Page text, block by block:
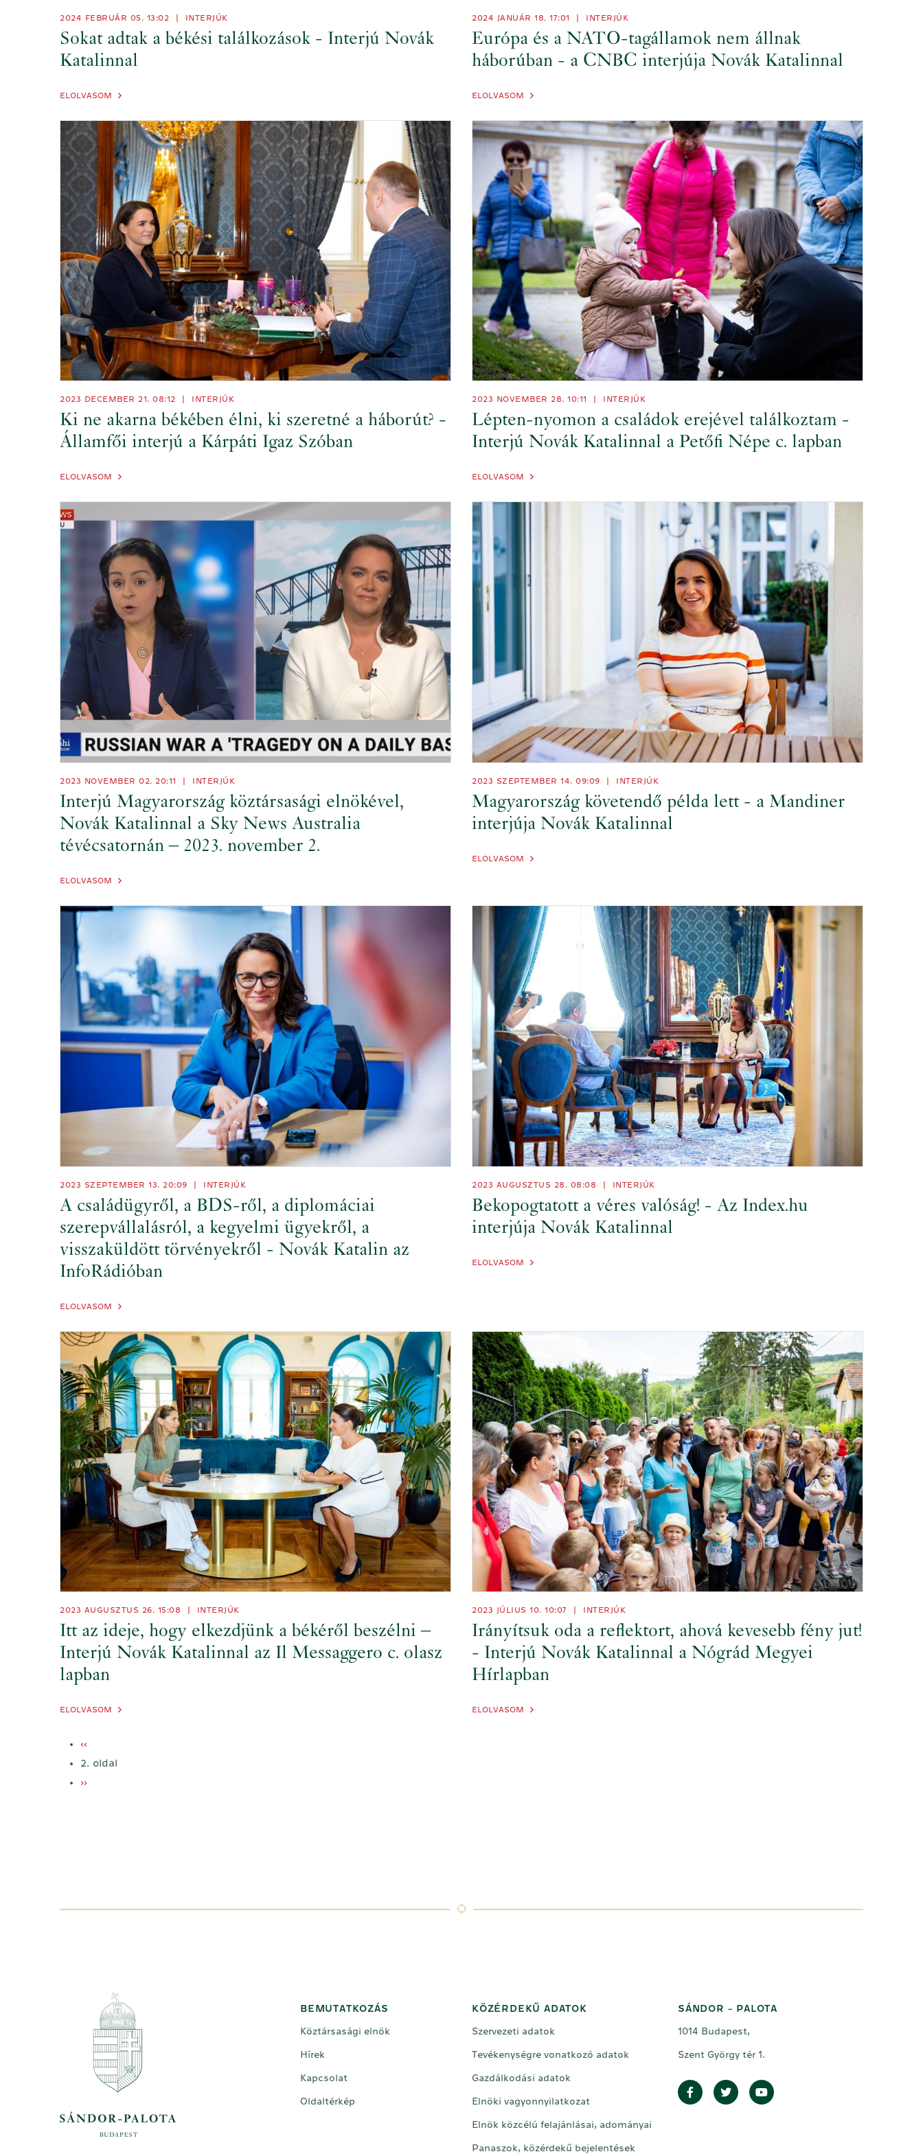
2024 FEBRUÁR 05. 13:02 INTERJÚK
Sokat adtak a békési találkozások - Interjú Novák
Katalinnal
ELOLVASOM
2024 JANUÁR 18. 17:01 INTERJÚK
Európa és a NATO-tagállamok nem állnak
háborúban - a CNBC interjúja Novák Katalinnal
ELOLVASOM
2023 DECEMBER 21. 08:12 INTERJÚK
Ki ne akarna békében élni, ki szeretné a háborút? -
Államfői interjú a Kárpáti Igaz Szóban
ELOLVASOM
2023 NOVEMBER 28. 10:11 INTERJÚK
Lépten-nyomon a családok erejével találkoztam -
Interjú Novák Katalinnal a Petőfi Népe c. lapban
ELOLVASOM
2023 NOVEMBER 02. 20:11 INTERJÚK
Interjú Magyarország köztársasági elnökével,
Novák Katalinnal a Sky News Australia
tévécsatornán – 2023. november 2.
ELOLVASOM
2023 SZEPTEMBER 14. 09:09 INTERJÚK
Magyarország követendő példa lett - a Mandiner
interjúja Novák Katalinnal
ELOLVASOM
2023 SZEPTEMBER 13. 20:09 INTERJÚK
A családügyről, a BDS-ről, a diplomáciai
szerepvállalásról, a kegyelmi ügyekről, a
visszaküldött törvényekről - Novák Katalin az
InfoRádióban
ELOLVASOM
2023 AUGUSZTUS 28. 08:08 INTERJÚK
Bekopogtatott a véres valóság! - Az Index.hu
interjúja Novák Katalinnal
ELOLVASOM
2023 AUGUSZTUS 26. 15:08 INTERJÚK
Itt az ideje, hogy elkezdjünk a békéről beszélni –
Interjú Novák Katalinnal az Il Messaggero c. olasz
lapban
ELOLVASOM
2023 JÚLIUS 10. 10:07 INTERJÚK
Irányítsuk oda a reflektort, ahová kevesebb fény jut!
- Interjú Novák Katalinnal a Nógrád Megyei
Hírlapban
ELOLVASOM
Oldalszámozás
Előző
oldal
‹‹
2. oldal
Következő
››
BEMUTATKOZÁS
Köztársasági elnök
Hírek
Kapcsolat
Oldaltérkép
KÖZÉRDEKŰ ADATOK
Szervezeti adatok
Tevékenységre vonatkozó adatok
Gazdálkodási adatok
Elnöki vagyonnyilatkozat
Elnök közcélú felajánlásai, adományai
Panaszok, közérdekű bejelentések
SÁNDOR - PALOTA
1014 Budapest,
Szent György tér 1.
FacebookTwitter